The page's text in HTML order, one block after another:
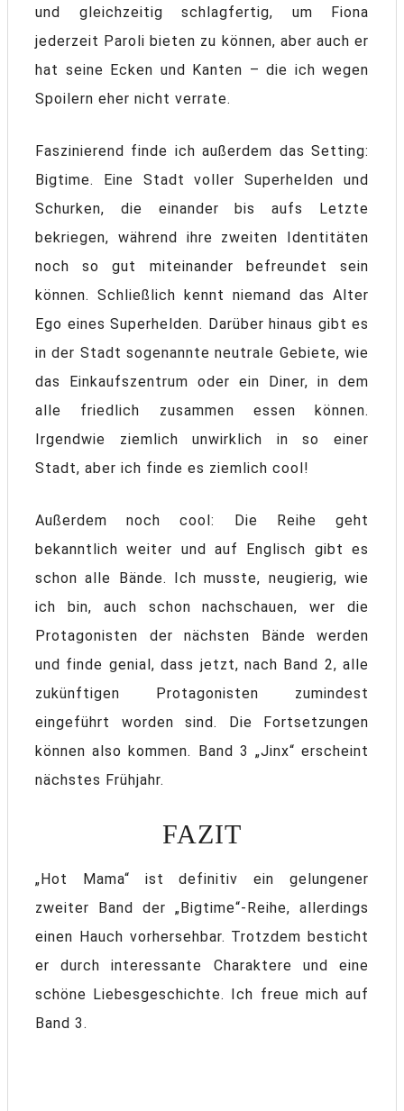
und gleichzeitig schlagfertig, um Fiona
jederzeit Paroli bieten zu können, aber auch er
hat seine Ecken und Kanten – die ich wegen
Spoilern eher nicht verrate.
Faszinierend finde ich außerdem das Setting:
Bigtime. Eine Stadt voller Superhelden und
Schurken, die einander bis aufs Letzte
bekriegen, während ihre zweiten Identitäten
noch so gut miteinander befreundet sein
können. Schließlich kennt niemand das Alter
Ego eines Superhelden. Darüber hinaus gibt es
in der Stadt sogenannte neutrale Gebiete, wie
das Einkaufszentrum oder ein Diner, in dem
alle friedlich zusammen essen können.
Irgendwie ziemlich unwirklich in so einer
Stadt, aber ich finde es ziemlich cool!
Außerdem noch cool: Die Reihe geht
bekanntlich weiter und auf Englisch gibt es
schon alle Bände. Ich musste, neugierig, wie
ich bin, auch schon nachschauen, wer die
Protagonisten der nächsten Bände werden
und finde genial, dass jetzt, nach Band 2, alle
zukünftigen Protagonisten zumindest
eingeführt worden sind. Die Fortsetzungen
können also kommen. Band 3 „Jinx“ erscheint
nächstes Frühjahr.
FAZIT
„Hot Mama“ ist definitiv ein gelungener
zweiter Band der „Bigtime“-Reihe, allerdings
einen Hauch vorhersehbar. Trotzdem besticht
er durch interessante Charaktere und eine
schöne Liebesgeschichte. Ich freue mich auf
Band 3.